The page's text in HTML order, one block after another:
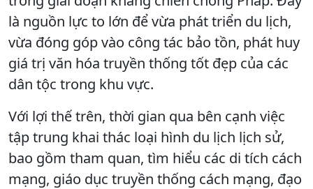
là nguồn lực to lớn để vừa phát triển du lịch,
vừa đóng góp vào công tác bảo tồn, phát huy
giá trị văn hóa truyền thống tốt đẹp của các
dân tộc trong khu vực.
Với lợi thế trên, thời gian qua bên cạnh việc
tập trung khai thác loại hình du lịch lịch sử,
bao gồm tham quan, tìm hiểu các di tích cách
mạng, giáo dục truyền thống cách mạng, đạo